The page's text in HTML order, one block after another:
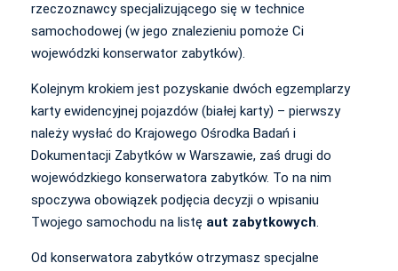
rzeczoznawcy specjalizującego się w technice
samochodowej (w jego znalezieniu pomoże Ci
wojewódzki konserwator zabytków).
Kolejnym krokiem jest pozyskanie dwóch egzemplarzy
karty ewidencyjnej pojazdów (białej karty) – pierwszy
należy wysłać do Krajowego Ośrodka Badań i
Dokumentacji Zabytków w Warszawie, zaś drugi do
wojewódzkiego konserwatora zabytków. To na nim
spoczywa obowiązek podjęcia decyzji o wpisaniu
Twojego samochodu na listę aut zabytkowych.
Od konserwatora zabytków otrzymasz specjalne